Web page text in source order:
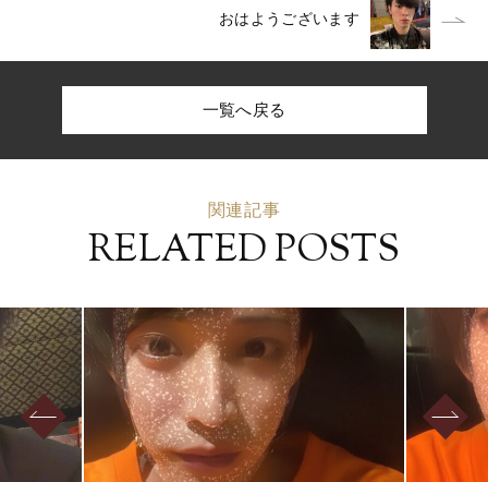
おはようございます
一覧へ戻る
関連記事
RELATED POSTS